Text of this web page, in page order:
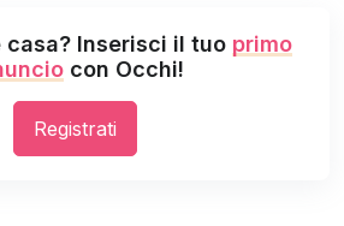
casa? Inserisci il tuo primo
con Occhi!
Registrati